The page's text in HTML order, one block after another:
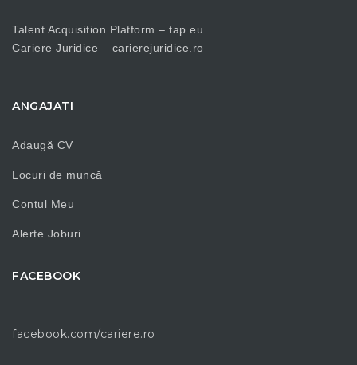
Talent Acquisition Platform – tap.eu
Cariere Juridice – carierejuridice.ro
ANGAJATI
Adaugă CV
Locuri de muncă
Contul Meu
Alerte Joburi
FACEBOOK
facebook.com/cariere.ro